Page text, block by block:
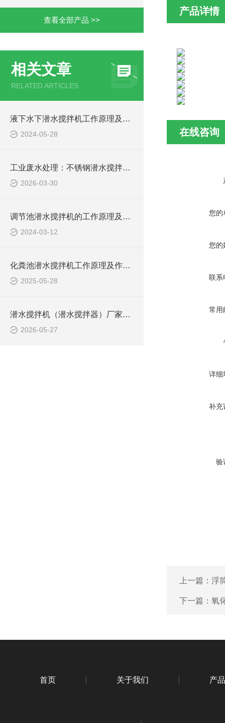
查看全部产品 >>
相关文章
RELATED ARTICLES
液下水下潜水搅拌机工作原理及作用特点、安装图、CAD结构图
2024-05-28
工业废水处理：不锈钢潜水搅拌机如何防止污泥沉淀
2026-03-30
调节池潜水搅拌机的工作原理及潜水推进器CAD安装图、结构图
2024-03-12
化粪池潜水搅拌机工作原理及作用特点、安装图、CAD结构图
2025-05-28
潜水搅拌机（潜水搅拌器）厂家选型指南
2026-05-27
产品详情
在线咨询
您的
您的
联系
常用
详细
补充
验
上一篇： 浮
下一篇： 氧
首页 关于我们 产